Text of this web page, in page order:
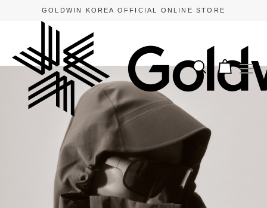
GOLDWIN KOREA OFFICIAL ONLINE STORE